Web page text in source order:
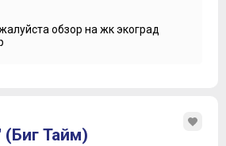
обзор на жк экоград
Тайм)